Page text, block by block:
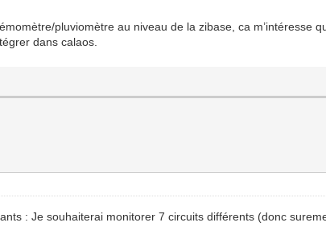
pluviomètre au niveau de la zibase, ca m’intéresse
dans calaos.
: Je souhaiterai monitorer 7 circuits différents (donc